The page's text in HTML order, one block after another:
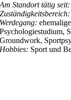
Am Standort tätig seit:
Zuständigkeitsbereich:
Werdegang:
Psychologiestudium,
Groundwork,
Hobbies: Sport und